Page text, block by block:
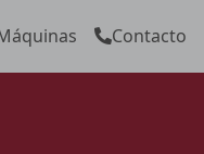
Contacto